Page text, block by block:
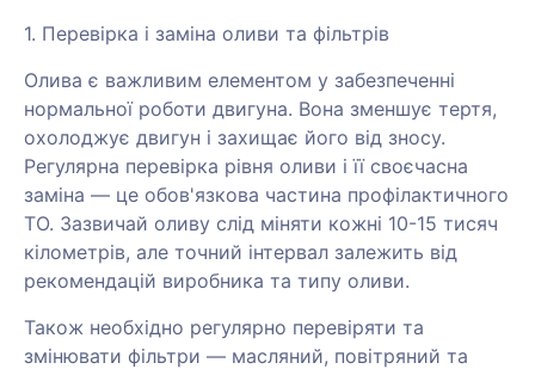
1. Перевірка і заміна оливи та фільтрів
Олива є важливим елементом у забезпеченні
нормальної роботи двигуна. Вона зменшує тертя,
охолоджує двигун і захищає його від зносу.
Регулярна перевірка рівня оливи і її своєчасна
заміна — це обов'язкова частина профілактичного
ТО. Зазвичай оливу слід міняти кожні 10-15 тисяч
кілометрів, але точний інтервал залежить від
рекомендацій виробника та типу оливи.
Також необхідно регулярно перевіряти та
змінювати фільтри — масляний, повітряний та